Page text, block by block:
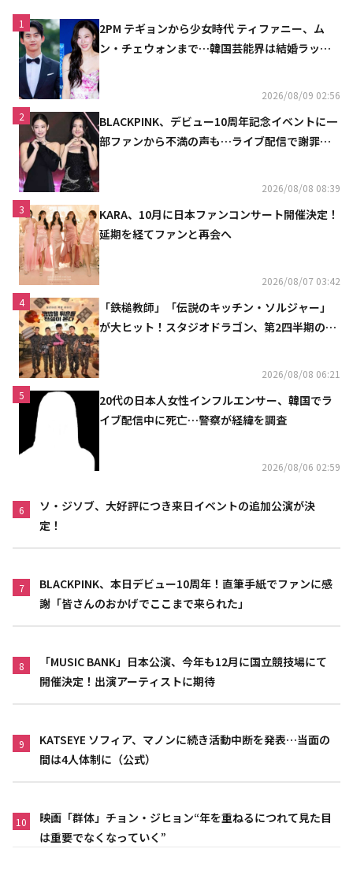
1
2PM テギョンから少女時代 ティファニー、ム
ン・チェウォンまで…韓国芸能界は結婚ラッシ
2026/08/09 02:56
2
BLACKPINK、デビュー10周年記念イベントに一
部ファンから不満の声も…ライブ配信で謝罪
2026/08/08 08:39
3
KARA、10月に日本ファンコンサート開催決定！
延期を経てファンと再会へ
2026/08/07 03:42
4
「鉄槌教師」「伝説のキッチン・ソルジャー」
が大ヒット！スタジオドラゴン、第2四半期の売
2026/08/08 06:21
5
20代の日本人女性インフルエンサー、韓国でラ
イブ配信中に死亡…警察が経緯を調査
2026/08/06 02:59
6
ソ・ジソブ、大好評につき来日イベントの追加公演が決
定！
7
BLACKPINK、本日デビュー10周年！直筆手紙でファンに感
謝「皆さんのおかげでここまで来られた」
8
「MUSIC BANK」日本公演、今年も12月に国立競技場にて
開催決定！出演アーティストに期待
9
KATSEYE ソフィア、マノンに続き活動中断を発表…当面の
間は4人体制に（公式）
10
映画「群体」チョン・ジヒョン“年を重ねるにつれて見た目
は重要でなくなっていく”